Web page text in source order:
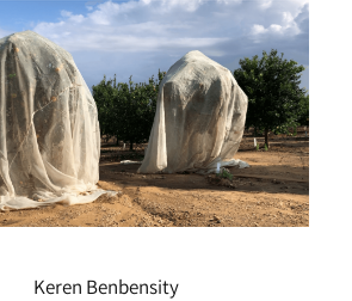
Keren Benbensity